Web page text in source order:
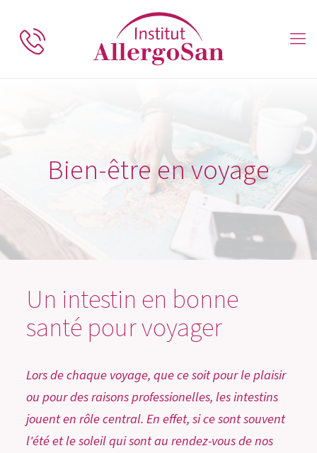
Bien-être en voyage
Un intestin en bonne
santé pour voyager
Lors de chaque voyage, que ce soit pour le plaisir
ou pour des raisons professionelles, les intestins
jouent en rôle central. En effet, si ce sont souvent
l'été et le soleil qui sont au rendez-vous de nos